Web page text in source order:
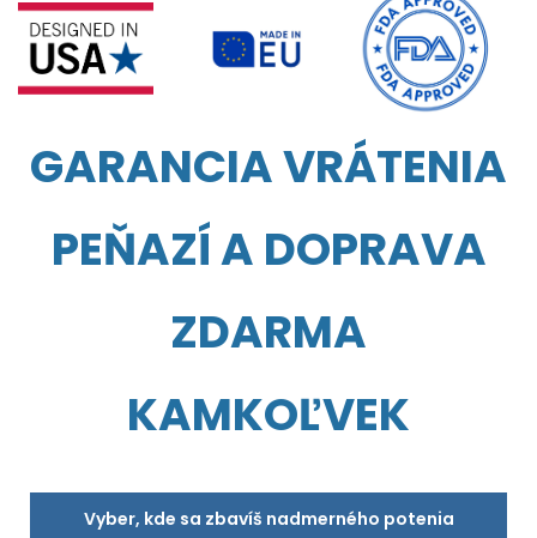
GARANCIA VRÁTENIA
PEŇAZÍ A DOPRAVA
ZDARMA
KAMKOĽVEK
Vyber, kde sa zbavíš nadmerného potenia